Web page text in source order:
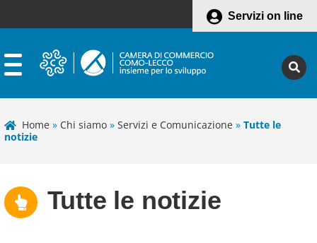
Servizi on line
Home » Chi siamo » Servizi e Comunicazione » Tutte le
notizie
Tutte le notizie